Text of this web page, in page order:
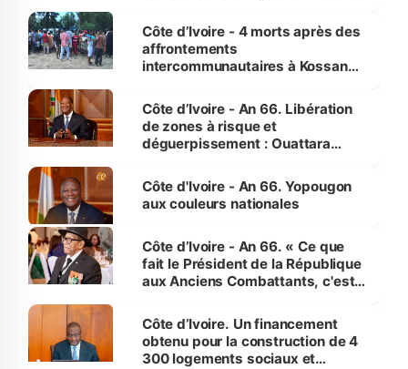
générations futures »
Côte d’Ivoire - 4 morts après des
affrontements
intercommunautaires à Kossandji
milieu des sinistrés
Côte d’Ivoire - An 66. Libération
de zones à risque et
déguerpissement : Ouattara
l'Etat de droit pour préserver les
vies humaines »
Côte d'Ivoire - An 66. Yopougon
aux couleurs nationales
Côte d’Ivoire - An 66. « Ce que
fait le Président de la République
aux Anciens Combattants, c'est
Côte d’Ivoire. Un financement
obtenu pour la construction de 4
300 logements sociaux et